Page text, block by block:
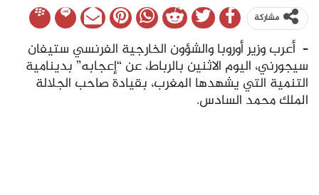
مشاركة
– أعرب وزير أوروبا والشؤون الخارجية الفرنسي ستيفان
سيجورني، اليوم الاثنين بالرباط، عن “إعجابه” بدينامية
التنمية التي يشهدها المغرب، بقيادة صاحب الجلالة
الملك محمد السادس.